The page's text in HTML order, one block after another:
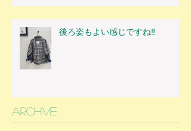
後ろ姿もよい感じですね‼
Archive